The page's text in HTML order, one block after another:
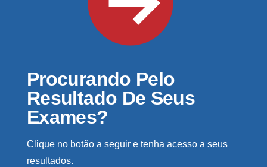
Procurando Pelo
Resultado De Seus
Exames?
Clique no botão a seguir e tenha acesso a seus
resultados.